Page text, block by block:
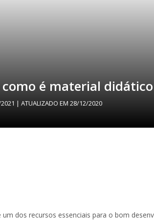
é material
| ATUALIZADO EM 28/12/2020
dos recursos essenciais para o bom